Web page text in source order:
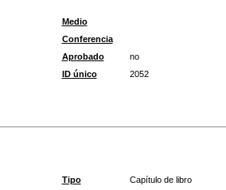
Medio
Conferencia
Aprobado
no
ID único
2052
Tipo
Capítulo de libro